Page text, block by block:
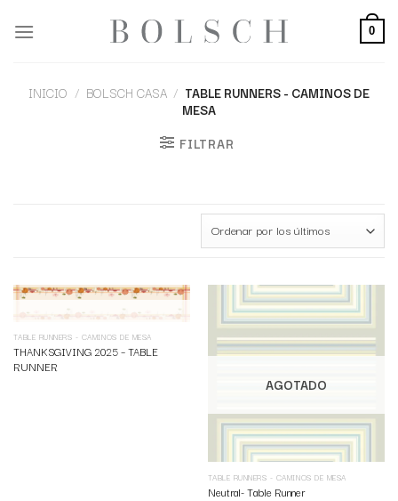
0
INICIO / BOLSCH CASA / TABLE RUNNERS - CAMINOS DE
MESA
FILTRAR
TABLE RUNNERS - CAMINOS DE MESA
THANKSGIVING 2025 – TABLE
RUNNER
AGOTADO
TABLE RUNNERS - CAMINOS DE MESA
Neutral- Table Runner